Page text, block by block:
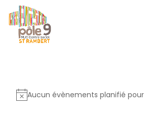
Aucun évènements planifié pour